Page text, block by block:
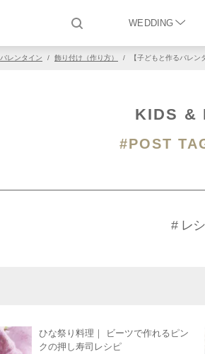
WEDDING
バレンタイン / 飾り付け（作り方） / 【子どもと作るバレ
KIDS &
#POST
# レ
ひな祭り料理｜ ビーツで作れるピン
クの押し寿司レシピ